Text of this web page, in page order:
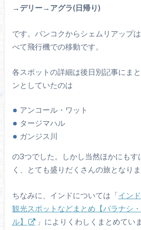
→デリー→アグラ(日帰り)
です。バンコクからシェムリアップ
べて飛行機での移動です。
各スポットの詳細は後日別記事にま
ンとしていたのは
アンコール・ワット
タージマハル
ガンジス川
の3つでした。しかし当然ほかにもす
く、とても盛りだくさんの旅となりま
ちなみに、インドについては「イン
観光スポットなどまとめ【バラナシ
ル】
」によりくわしくまとめていま